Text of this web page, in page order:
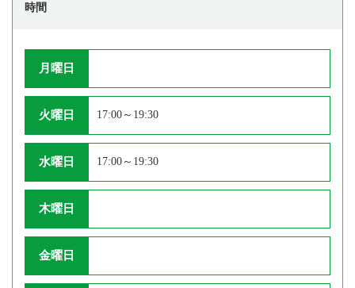
時間
月曜日
火曜日 17:00～19:30
水曜日 17:00～19:30
木曜日
金曜日